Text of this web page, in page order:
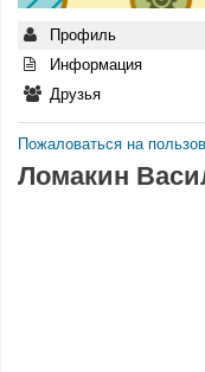
Профиль
Информация
Друзья
Пожаловаться на
Ломакин